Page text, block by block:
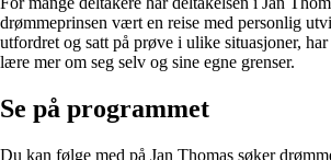
drømmeprinsen vært en reise med personlig
utfordret og satt på prøve i ulike situasjoner,
lære mer om seg selv og sine egne grenser.
Se på programmet
Du kan følge med på Jan Thomas søker